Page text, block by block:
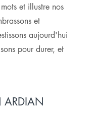
et illustre nos
et
aujourd'hui
pour durer, et
ARDIAN